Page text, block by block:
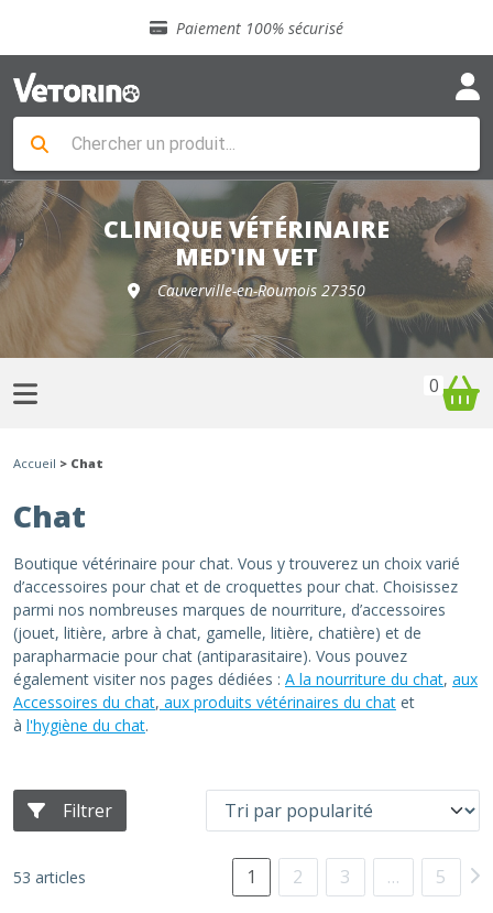
Paiement 100% sécurisé
Livraison gratuite en clinique vétérinaire
Sélection de croquettes vétérinaire
Livraison gratuite en clinique vétérinaire
Retour gratuit en clinique
Sélection de croquettes vétérinaire
CLINIQUE VÉTÉRINAIRE
MED'IN VET
Cauverville-en-Roumois 27350
0
Accueil > Chat
Chat
Boutique vétérinaire pour chat. Vous y trouverez un choix varié
d’accessoires pour chat et de croquettes pour chat. Choisissez
parmi nos nombreuses marques de nourriture, d’accessoires
(jouet, litière, arbre à chat, gamelle, litière, chatière) et de
parapharmacie pour chat (antiparasitaire). Vous pouvez
également visiter nos pages dédiées : A la nourriture du chat, aux
Accessoires du chat, aux produits vétérinaires du chat et
à l'hygiène du chat.
Filtrer
53 articles 1 2 3 … 5